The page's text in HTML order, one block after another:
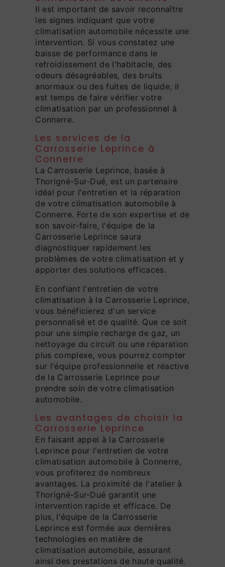
Il est important de savoir reconnaître
les signes indiquant que votre
climatisation automobile nécessite une
intervention. Si vous constatez une
baisse de performance dans le
refroidissement de l'habitacle, des
odeurs désagréables, des bruits
anormaux ou des fuites de liquide, il
est temps de faire vérifier votre
climatisation par un professionnel à
Connerre.
Les services de la
Carrosserie Leprince à
Connerre
La Carrosserie Leprince, basée à
Thorigné-Sur-Dué, est un partenaire
idéal pour l'entretien et la réparation
de votre climatisation automobile à
Connerre. Forte de son expertise et de
son savoir-faire, l'équipe de la
Carrosserie Leprince saura
diagnostiquer rapidement les
problèmes de votre climatisation et y
apporter des solutions efficaces.
En confiant l'entretien de votre
climatisation à la Carrosserie Leprince,
vous bénéficierez d'un service
personnalisé et de qualité. Que ce soit
pour une simple recharge de gaz, un
nettoyage du circuit ou une réparation
plus complexe, vous pourrez compter
sur l'équipe professionnelle et réactive
de la Carrosserie Leprince pour
prendre soin de votre climatisation
automobile.
Les avantages de choisir la
Carrosserie Leprince
En faisant appel à la Carrosserie
Leprince pour l'entretien de votre
climatisation automobile à Connerre,
vous profiterez de nombreux
avantages. La proximité de l'atelier à
Thorigné-Sur-Dué garantit une
intervention rapide et efficace. De
plus, l'équipe de la Carrosserie
Leprince est formée aux dernières
technologies en matière de
climatisation automobile, assurant
ainsi des prestations de haute qualité.